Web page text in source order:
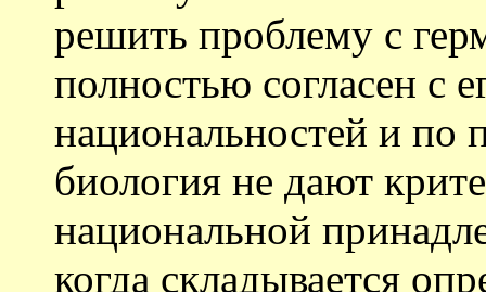
решить проблему с
полностью согласен с
национальностей и по
биология не дают
национальной
когда складывается